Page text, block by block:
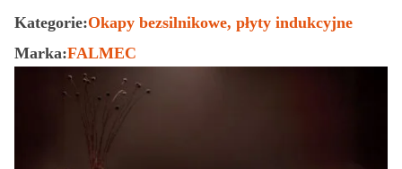
Kategorie:Okapy bezsilnikowe płyty indukcyjne
Marka:FALMEC